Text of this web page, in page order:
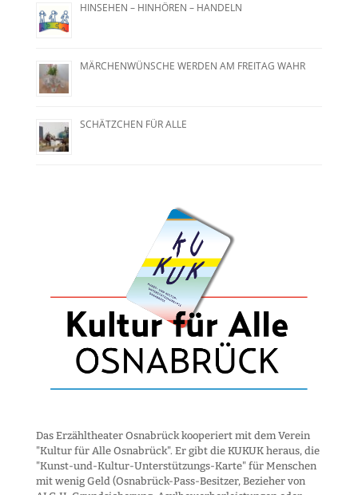
HINSEHEN – HINHÖREN – HANDELN
MÄRCHENWÜNSCHE WERDEN AM FREITAG WAHR
SCHÄTZCHEN FÜR ALLE
Das Erzähltheater Osnabrück kooperiert mit dem Verein
"Kultur für Alle Osnabrück". Er gibt die KUKUK heraus, die
"Kunst-und-Kultur-Unter­stützungs-Karte" für Menschen
mit wenig Geld (Osnabrück-Pass-Besitzer, Bezieher von